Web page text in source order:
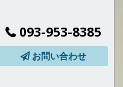
093-953-8385
お問い合わせ